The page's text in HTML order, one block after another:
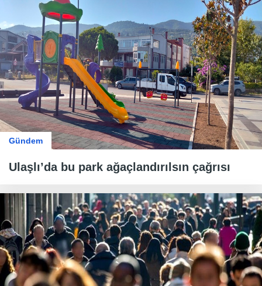
Gündem
Ulaşlı’da bu park ağaçlandırılsın çağrısı